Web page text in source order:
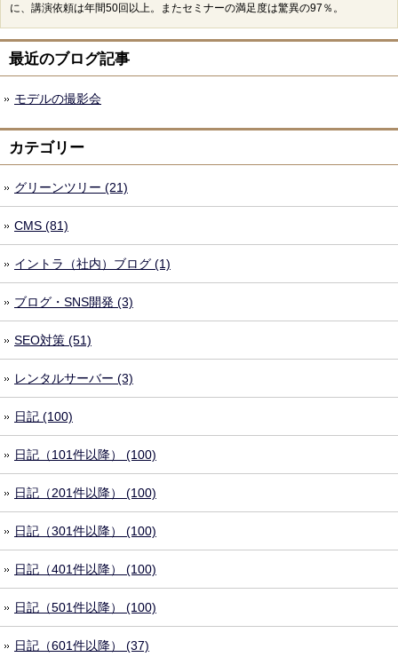
に、講演依頼は年間50回以上。またセミナーの満足度は驚異の97％。
最近のブログ記事
モデルの撮影会
カテゴリー
グリーンツリー (21)
CMS (81)
イントラ（社内）ブログ (1)
ブログ・SNS開発 (3)
SEO対策 (51)
レンタルサーバー (3)
日記 (100)
日記（101件以降） (100)
日記（201件以降） (100)
日記（301件以降） (100)
日記（401件以降） (100)
日記（501件以降） (100)
日記（601件以降） (37)